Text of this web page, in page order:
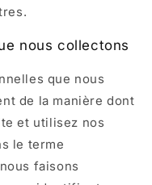
nous collectons
que nous
de la manière dont
et utilisez nos
le terme
faisons